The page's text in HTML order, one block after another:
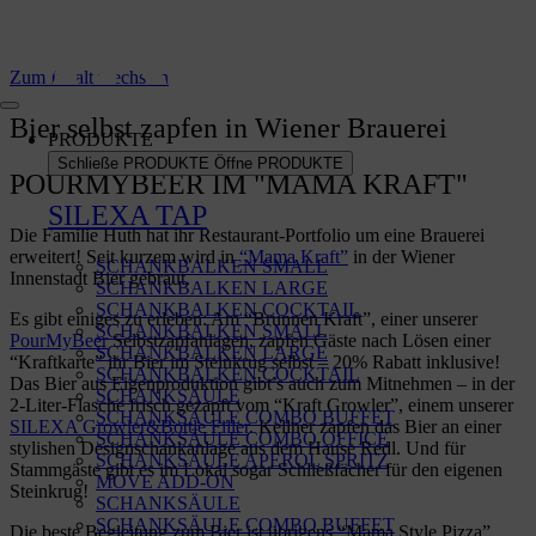
Zum Inhalt wechseln
PRODUKTE
Schließe PRODUKTE Öffne PRODUKTE
SILEXA TAP
SCHANKBALKEN SMALL
SCHANKBALKEN LARGE
SCHANKBALKEN COCKTAIL
SCHANKBALKEN SMALL
SCHANKBALKEN LARGE
SCHANKBALKEN COCKTAIL
SCHANKSÄULE
SCHANKSÄULE COMBO BUFFET
SCHANKSÄULE COMBO OFFICE
SCHANKSÄULE APEROL SPRITZ
MOVE ADD-ON
SCHANKSÄULE
SCHANKSÄULE COMBO BUFFET
Bier selbst zapfen in Wiener Brauerei
POURMYBEER IM "MAMA KRAFT"
Die Familie Huth hat ihr Restaurant-Portfolio um eine Brauerei
erweitert! Seit kurzem wird in“Mama Kraft” in der Wiener
Innenstadt Bier gebraut.
Es gibt einiges zu erleben: Am “Brunnen Kraft”, einer unserer
PourMyBeerSelbstzapfanlagen, zapfen Gäste nach Lösen einer
“Kraftkarte” ihr Bier im Steinkrug selbst – 20% Rabatt inklusive!
Das Bier aus Eigenproduktion gibt’s auch zum Mitnehmen – in der
2-Liter-Flasche frisch gezapft vom “Kraft Growler”, einem unserer
SILEXA Growler&Bottle Filler. Kellner zapfen das Bier an einer
stylishen Designschankanlage aus dem Hause Redl. Und für
Stammgäste gibt es im Lokal sogar Schließfächer für den eigenen
Steinkrug!
Die beste Begleitung zum Bier ist übrigens “Mama Style Pizza”,